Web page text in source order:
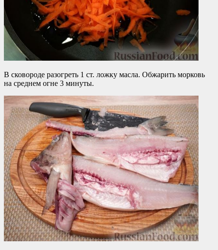
В сковороде разогреть 1 ст. ложку масла. Обжарить морковь
на среднем огне 3 минуты.